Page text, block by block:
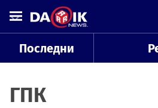
Последни
ГПК